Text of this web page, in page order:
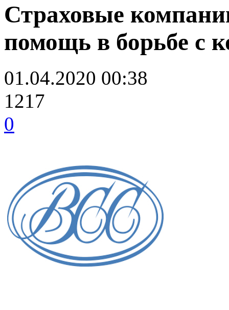
Страховые
помощь в борьбе с
01.04.2020 00:38
1217
0